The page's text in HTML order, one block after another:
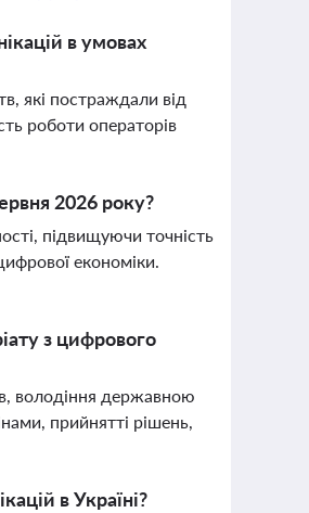
в умовах
які постраждали від
роботи операторів
2026 року?
підвищуючи точність
економіки.
з цифрового
володіння державною
прийнятті рішень,
в Україні?